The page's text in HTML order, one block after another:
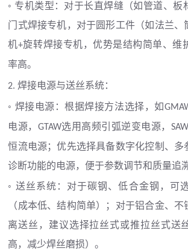
◦ 专机类型：对于长直焊缝（如管道、板
门式焊接专机，对于圆形工件（如法兰、
机+旋转焊接专机，优势是结构简单、维
率高。
2.焊接电源与送丝系统：
◦ 焊接电源：根据焊接方法选择，如
电源， GTAW选用高频引弧逆变电源， SAW
恒流电源；优先选择具备数字化控制、多
诊断功能的电源，便于参数调节和质量追
◦ 送丝系统：对于碳钢、低合金钢，可
（成本低、结构简单）；对于铝合金、
离送丝，建议选择拉丝式或推拉丝式送
高，减少焊丝磨损）。